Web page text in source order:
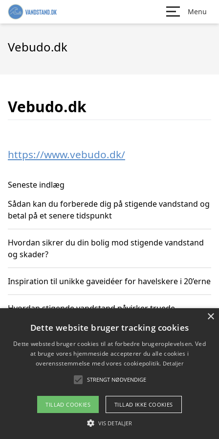
Menu
Vebudo.dk
Vebudo.dk
https://www.vebudo.dk/
Seneste indlæg
Sådan kan du forberede dig på stigende vandstand og
betal på et senere tidspunkt
Hvordan sikrer du din bolig mod stigende vandstand
og skader?
Inspiration til unikke gaveidéer for havelskere i 20’erne
Hvordan stigende vandstand påvirker truede
Sådan vælger du de bedste vandrerygsække til
vandreture i Danmark
Copyright 2026 - Pilanto Aps
Om / kontakt
×
Dette website bruger tracking cookies
Dette websted bruger cookies til at forbedre brugeroplevelsen. Ved
at bruge vores hjemmeside accepterer du alle cookies i
overensstemmelse med vores cookiepolitik. Detaljer
STRENGT NØDVENDIGE
TILLAD COOKIES TILLAD IKKE COOKIES
VIS DETALJER